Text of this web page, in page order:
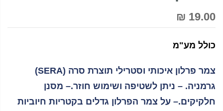
19.00 ₪
כולל מע"מ
צמר פרלון איכותי וסטרילי תוצרת סרה (SERA)
גרמניה. – ניתן לשטיפה ושימוש חוזר.– מסנן
חלקיקים.– על צמר הפרלון גדלים בקטריות חיוביות